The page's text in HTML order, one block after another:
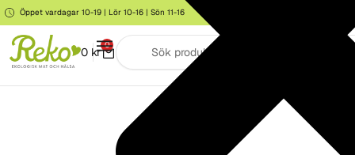
Öppet vardagar 10-19 | Lör 10-16 | Sön 11-16
0 kr
0